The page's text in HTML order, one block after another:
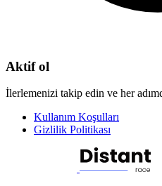
Aktif ol
İlerlemenizi takip edin ve her
Kullanım Koşulları
Gizlilik Politikası